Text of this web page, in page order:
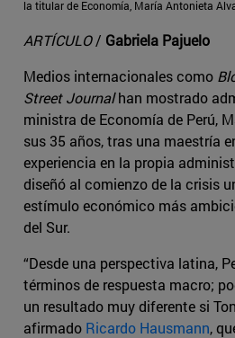
la titular de Economía, María Antonieta
ARTÍCULO/ Gabriela Pajuelo
Medios internacionales como
Street Journalhan mostrado
ministra de Economía de Perú,
sus 35 años, tras una maestría
experiencia en la propia
diseñó al comienzo de la crisis
estímulo económico más
del Sur.
“Desde una perspectiva latina,
términos de respuesta macro;
un resultado muy diferente si
afirmado Ricardo Hausmann,